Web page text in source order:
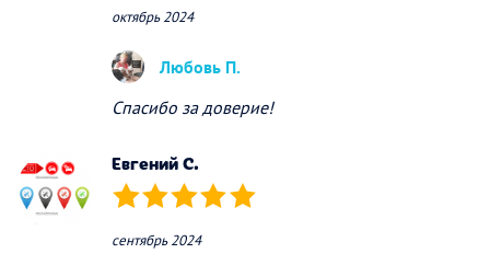
октябрь 2024
Любовь П.
Спасибо за доверие!
Евгений С.
(*) (*) (*) (*) (*)
сентябрь 2024